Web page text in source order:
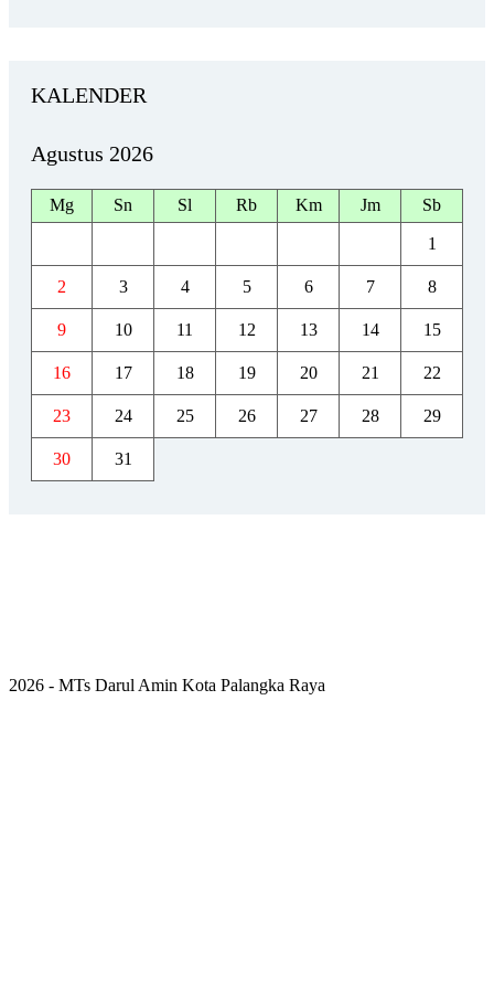
KALENDER
Agustus 2026
Mg Sn Sl Rb Km Jm Sb
1
2 3 4 5 6 7 8
9 10 11 12 13 14 15
16 17 18 19 20 21 22
23 24 25 26 27 28 29
30 31
2026 - MTs Darul Amin Kota Palangka Raya